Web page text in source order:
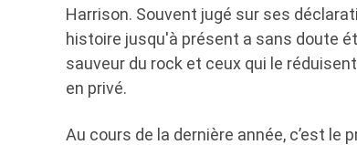
Harrison. Souvent jugé sur ses
histoire jusqu'à présent a sans doute
sauveur du rock et ceux qui le
en privé.
Au cours de la dernière année, c’est le